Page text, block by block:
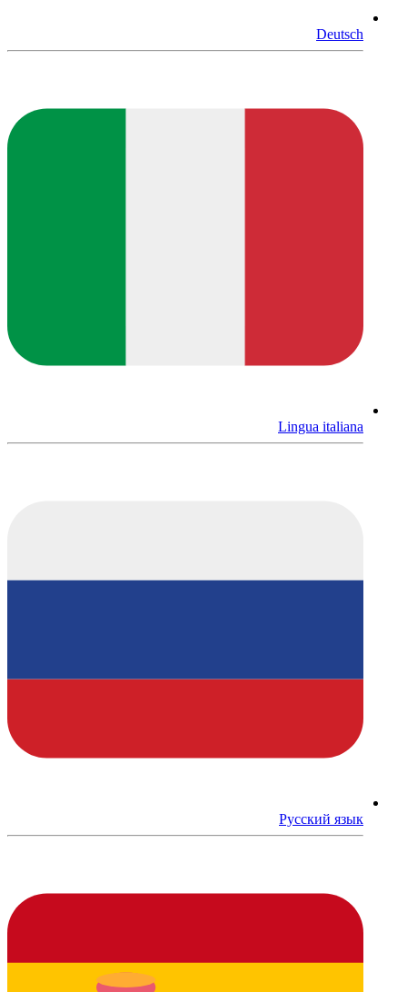
Deutsch
Lingua italiana
Русский язык